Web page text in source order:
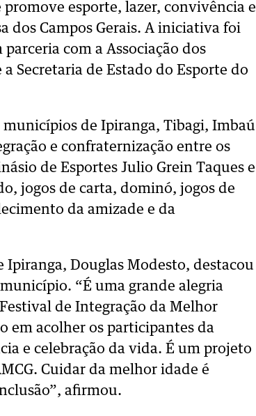
esporte, lazer, convivência e
dos Campos Gerais. A iniciativa foi
com a Associação dos
Secretaria de Estado do Esporte do
de Ipiranga, Tibagi, Imbaú
e confraternização entre os
de Esportes Julio Grein Taques e
jogos de carta, dominó, jogos de
da amizade e da
Ipiranga, Douglas Modesto, destacou
“É uma grande alegria
de Integração da Melhor
em acolher os participantes da
e celebração da vida. É um projeto
Cuidar da melhor idade é
afirmou.